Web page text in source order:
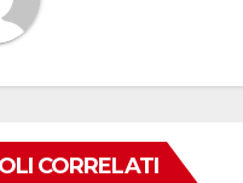
CORRELATI